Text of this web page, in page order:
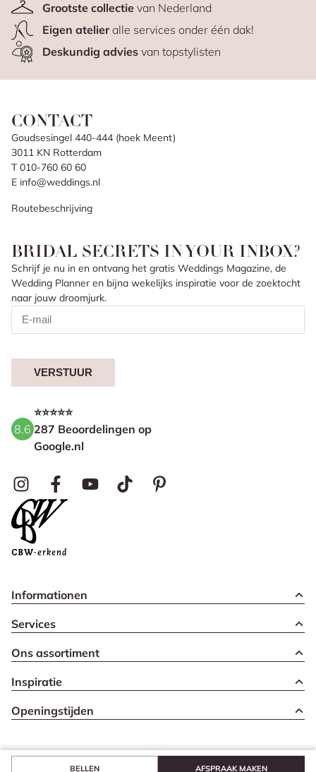
Grootste collectievan Nederland
Eigen atelieralle services onder één dak!
Deskundig adviesvan topstylisten
CONTACT
Goudsesingel 440-444 (hoek Meent)
3011 KN Rotterdam
T 010-760 60 60
E info@weddings.nl
Routebeschrijving
BRIDAL SECRETS IN YOUR INBOX?
Schrijf je nu in en ontvang het gratis Weddings Magazine, de
Wedding Planner en bijna wekelijks inspiratie voor de zoektocht
naar jouw droomjurk.
VERSTUUR
8.6
⭐⭐⭐⭐⭐
287 Beoordelingen op
Google.nl
Informationen
Services
Ons assortiment
Inspiratie
Openingstijden
BELLEN AFSPRAAK MAKEN